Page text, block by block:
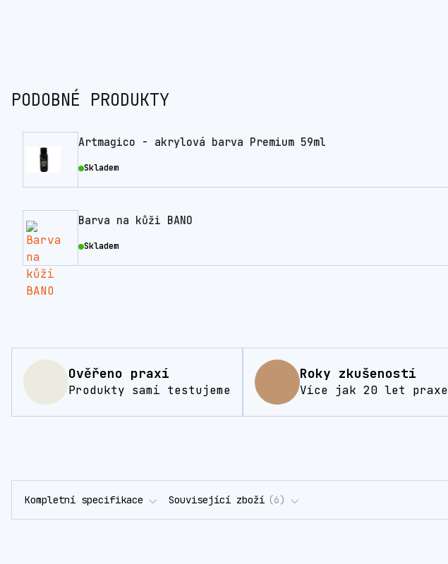
PODOBNÉ PRODUKTY
Artmagico - akrylová barva Premium 59ml
Skladem
Barva na kůži BANO
Skladem
Ověřeno praxí
Produkty sami testujeme
Roky zkušeností
Více jak 20 let praxe
Kompletní specifikace Související zboží 6